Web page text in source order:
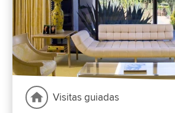
Visitas guiadas